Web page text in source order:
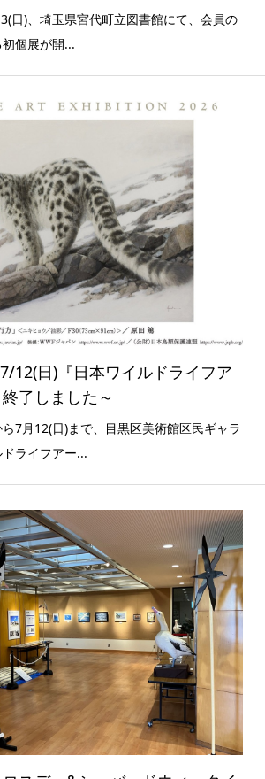
日)、埼玉県宮代町立図書館にて、会員の
個展が開...
12(日)『日本ワイルドライフア
了しました～
7月12(日)まで、目黒区美術館区民ギャラ
ライフアー...